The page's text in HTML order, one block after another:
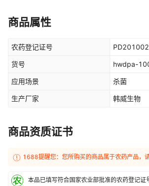
商品属性
农药登记证号
货号 hwdpa-
应用场景 杀菌
生产厂家 韩威生物
商品资质证书
1688提醒您：您所购买的商品属于农药产品，
本品已填写符合国家农业部批准的农药登记证